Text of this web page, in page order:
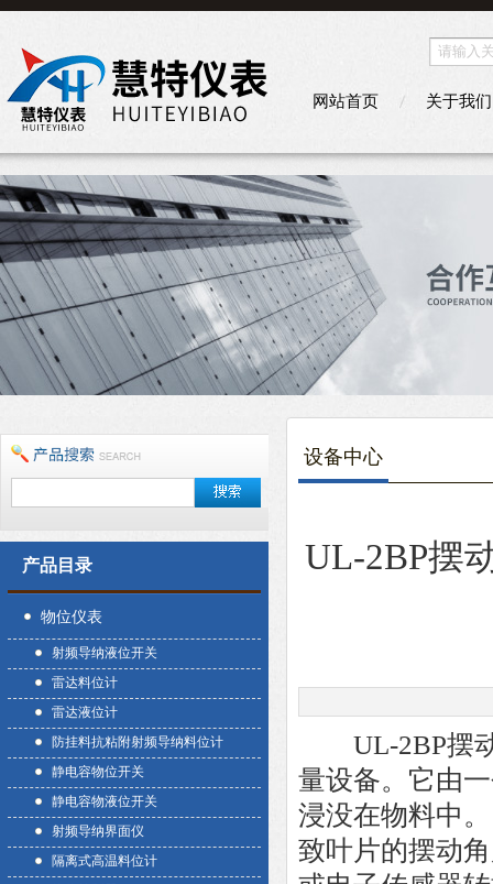
网站首页 关于我们
产品目录
物位仪表
射频导纳液位开关
雷达料位计
雷达液位计
防挂料抗粘附射频导纳料位计
静电容物位开关
静电容物液位开关
射频导纳界面仪
隔离式高温料位计
设备中心
UL-2BP摆
UL-2BP摆动
量设备。它由
浸没在物料中
致叶片的摆动